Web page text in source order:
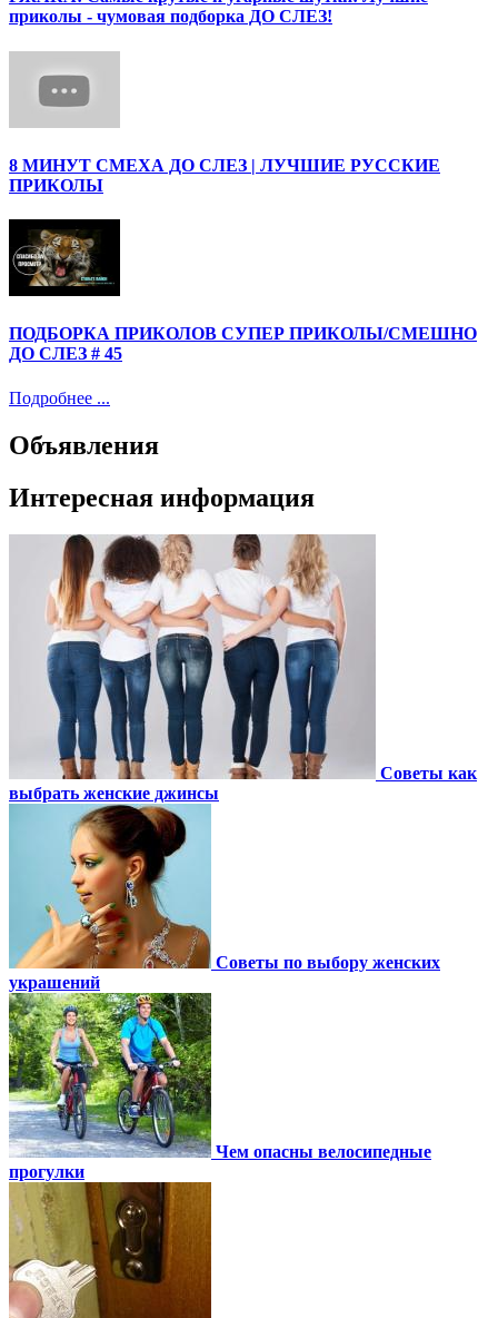
приколы - чумовая подборка ДО СЛЕЗ!
8 МИНУТ СМЕХА ДО СЛЕЗ | ЛУЧШИЕ РУССКИЕ
ПРИКОЛЫ
ПОДБОРКА ПРИКОЛОВ СУПЕР ПРИКОЛЫ/СМЕШНО
ДО СЛЕЗ # 45
Подробнее ...
Объявления
Интересная информация
Советы как
выбрать женские джинсы
Советы по выбору женских
украшений
Чем опасны велосипедные
прогулки